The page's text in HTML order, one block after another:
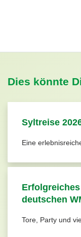
Dies könnte
Syltreise
Eine
deutschen
Tore, Party und